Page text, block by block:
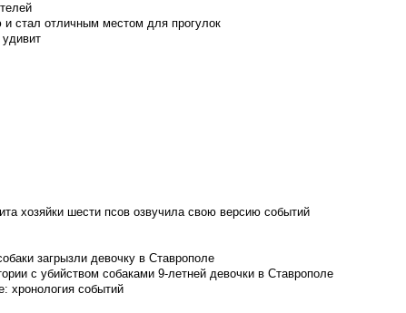
стал отличным местом для прогулок
хозяйки шести псов озвучила свою версию событий
загрызли девочку в Ставрополе
с убийством собаками 9-летней девочки в Ставрополе
хронология событий